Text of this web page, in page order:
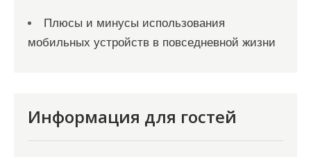
Плюсы и минусы использования
мобильных устройств в повседневной жизни
Информация для гостей